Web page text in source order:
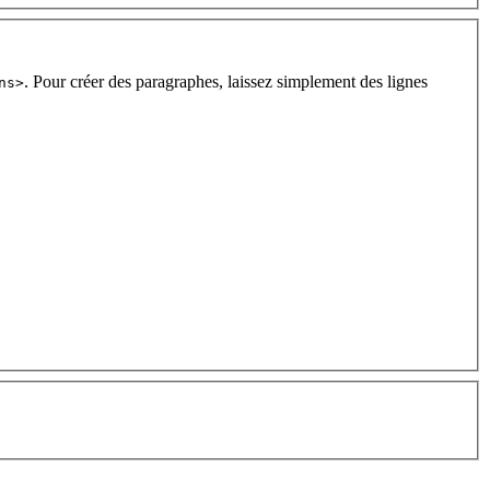
. Pour créer des paragraphes, laissez simplement des lignes